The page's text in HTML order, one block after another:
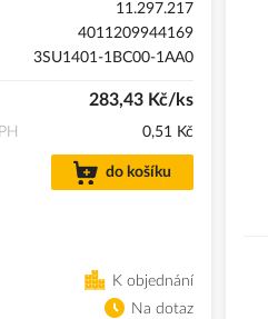
11.297.217
4011209944169
3SU1401-1BC00-1AA0
283,43 Kč/ks
0,51 Kč
do košíku
K objednání
Na dotaz